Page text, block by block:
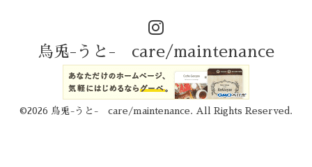
烏兎-うと- care/maintenance
©2026 烏兎-うと- care/maintenance . All Rights Reserved.